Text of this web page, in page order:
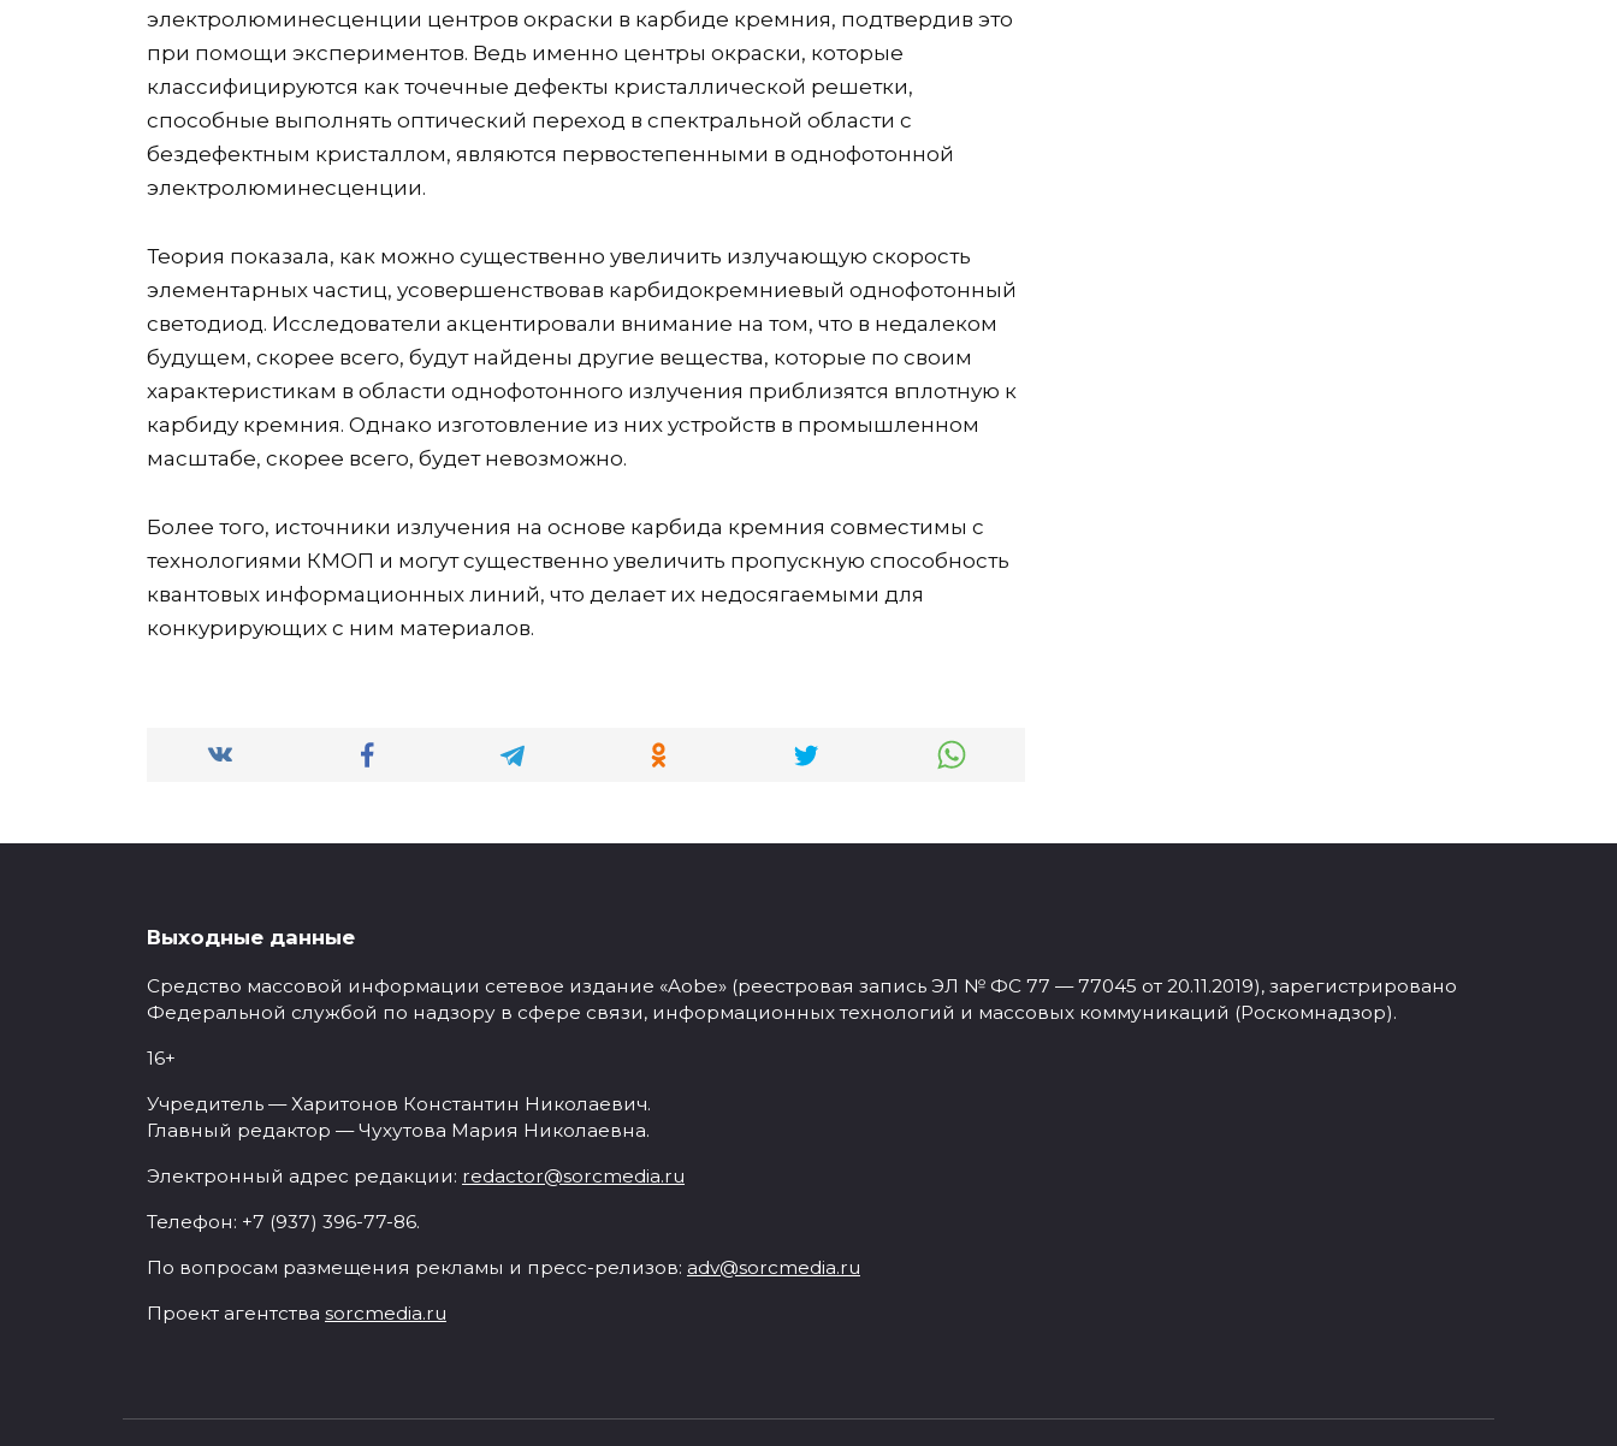
электролюминесценции центров окраски в карбиде кремния, подтвердив это
при помощи экспериментов. Ведь именно центры окраски, которые
классифицируются как точечные дефекты кристаллической решетки,
способные выполнять оптический переход в спектральной области с
бездефектным кристаллом, являются первостепенными в однофотонной
электролюминесценции.
Теория показала, как можно существенно увеличить излучающую скорость
элементарных частиц, усовершенствовав карбидокремниевый однофотонный
светодиод. Исследователи акцентировали внимание на том, что в недалеком
будущем, скорее всего, будут найдены другие вещества, которые по своим
характеристикам в области однофотонного излучения приблизятся вплотную к
карбиду кремния. Однако изготовление из них устройств в промышленном
масштабе, скорее всего, будет невозможно.
Более того, источники излучения на основе карбида кремния совместимы с
технологиями КМОП и могут существенно увеличить пропускную способность
квантовых информационных линий, что делает их недосягаемыми для
конкурирующих с ним материалов.
Выходные данные
Средство массовой информации сетевое издание «Aobe» (реестровая запись ЭЛ № ФС 77 — 77045 от 20.11.2019), зарегистрировано
Федеральной службой по надзору в сфере связи, информационных технологий и массовых коммуникаций (Роскомнадзор).
16+
Учредитель — Харитонов Константин Николаевич.
Главный редактор — Чухутова Мария Николаевна.
Электронный адрес редакции: redactor@sorcmedia.ru
Телефон: +7 (937) 396-77-86.
По вопросам размещения рекламы и пресс-релизов: adv@sorcmedia.ru
Проект агентства sorcmedia.ru